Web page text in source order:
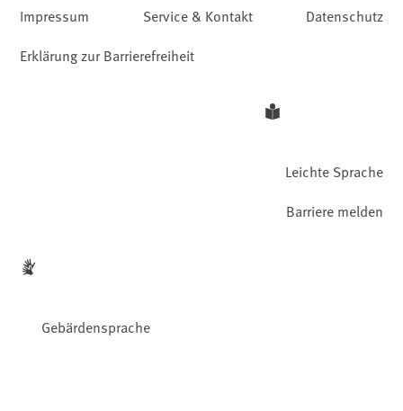
Impressum Service & Kontakt
Datenschutz
Erklärung zur Barrierefreiheit
Leichte Sprache
Gebärdensprache
Barriere melden